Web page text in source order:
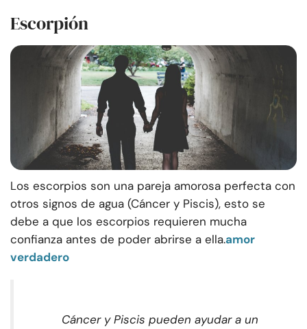
Escorpión
Los escorpios son una pareja amorosa perfecta con
otros signos de agua (Cáncer y Piscis), esto se
debe a que los escorpios requieren mucha
confianza antes de poder abrirse a ella.amor
verdadero
Cáncer y Piscis pueden ayudar a un